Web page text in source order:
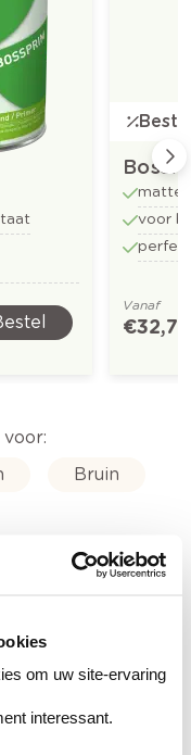
om uw site-ervaring
interessant.
matte
voor
Vanaf
€ 32,73
Bruin
door je
de lichtinval